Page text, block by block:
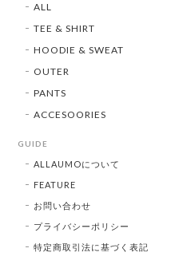
ALL
TEE & SHIRT
HOODIE & SWEAT
OUTER
PANTS
ACCESOORIES
GUIDE
ALLAUMOについて
FEATURE
お問い合わせ
プライバシーポリシー
特定商取引法に基づく表記